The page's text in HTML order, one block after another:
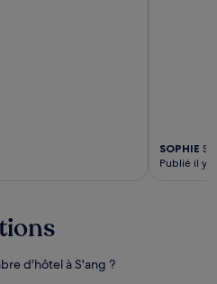
SOPHIE
Publié il y
d'hôtel à S'ang ?